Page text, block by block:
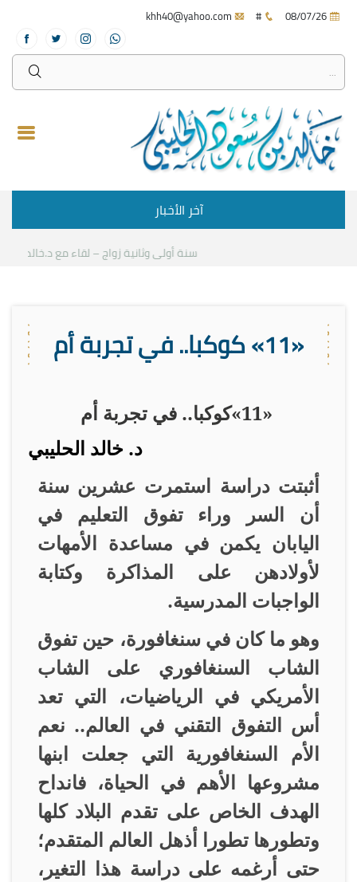
#
آخر الأخبار
سنة أولى وثانية زواج – لقاء مع د.خالد الحليبي
«11» كوكبا.. في تجربة أم
«11»كوكبا.. في تجربة أم
د. خالد الحليبي
أثبتت دراسة استمرت عشرين سنة
أن السر وراء تفوق التعليم في
اليابان يكمن في مساعدة الأمهات
لأولادهن على المذاكرة وكتابة
الواجبات المدرسية.
وهو ما كان في سنغافورة، حين تفوق
الشاب السنغافوري على الشاب
الأمريكي في الرياضيات، التي تعد
أس التفوق التقني في العالم.. نعم
الأم السنغافورية التي جعلت ابنها
مشروعها الأهم في الحياة، فانداح
الهدف الخاص على تقدم البلاد كلها
وتطورها تطورا أذهل العالم المتقدم؛
حتى أرغمه على دراسة هذا التغير،